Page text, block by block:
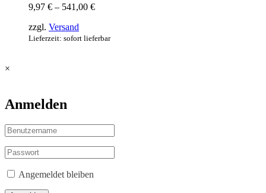
können
9,97 € – 541,00 €Preisspanne:
541,00 €
zzgl. Versand
Lieferzeit: sofort lieferbar
×
Anmelden
Angemeldet bleiben